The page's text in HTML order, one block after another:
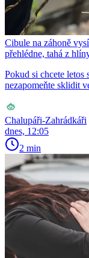
Cibule na záhoně
přehlédne, tahá z
Pokud si chcete
nezapomeňte sklidit
Chalupáři-Zahrádkáři
dnes, 12:05
2 min